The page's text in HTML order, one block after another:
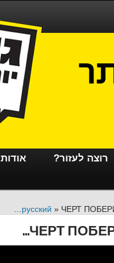
רוצה לעזור? אודות
русский » ЧЕРТ
ЧЕРТ